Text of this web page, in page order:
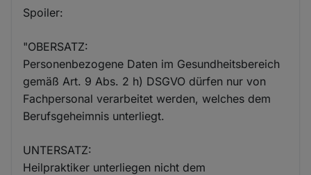
Spoiler:
"OBERSATZ:
Personenbezogene Daten im Gesundheitsbereich
gemäß Art. 9 Abs. 2 h) DSGVO dürfen nur von
Fachpersonal verarbeitet werden, welches dem
Berufsgeheimnis unterliegt.
UNTERSATZ:
Heilpraktiker unterliegen nicht dem